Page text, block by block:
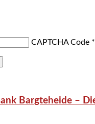
CAPTCHA Code *
Bargteheide –